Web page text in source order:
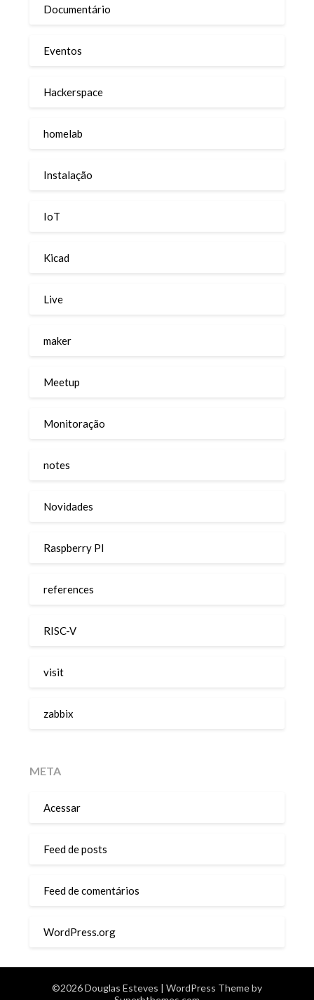
Documentário
Eventos
Hackerspace
homelab
Instalação
IoT
Kicad
Live
maker
Meetup
Monitoração
notes
Novidades
Raspberry PI
references
RISC-V
visit
zabbix
META
Acessar
Feed de posts
Feed de comentários
WordPress.org
©2026 Douglas Esteves | WordPress Theme by